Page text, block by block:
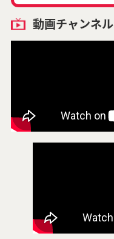
動画チャンネル